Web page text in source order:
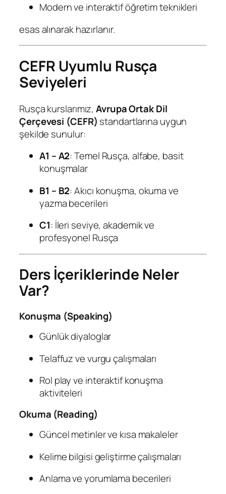
Modern ve interaktif öğretim teknikleri
esas alınarak hazırlanır.
CEFR Uyumlu Rusça
Seviyeleri
Rusça kurslarımız,Avrupa Ortak Dil
Çerçevesi (CEFR) standartlarına uygun
şekilde sunulur:
A1 – A2: Temel Rusça, alfabe, basit
konuşmalar
B1 – B2: Akıcı konuşma, okuma ve
yazma becerileri
C1: İleri seviye, akademik ve
profesyonel Rusça
Ders İçeriklerinde Neler
Var?
Konuşma (Speaking)
Günlük diyaloglar
Telaffuz ve vurgu çalışmaları
Rol play ve interaktif konuşma
aktiviteleri
Okuma (Reading)
Güncel metinler ve kısa makaleler
Kelime bilgisi geliştirme çalışmaları
Anlama ve yorumlama becerileri